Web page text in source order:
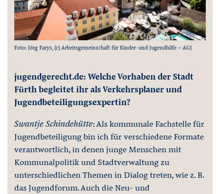
Foto: Jörg Farys, (c) Arbeitsgemeinschaft für Kinder- und Jugendhilfe - AGJ
jugendgerecht.de: Welche Vorhaben der Stadt
Fürth begleitet ihr als Verkehrsplaner und
Jugendbeteiligungsexpertin?
Swantje Schindehütte: Als kommunale Fachstelle für
Jugendbeteiligung bin ich für verschiedene Formate
verantwortlich, in denen junge Menschen mit
Kommunalpolitik und Stadtverwaltung zu
unterschiedlichen Themen in Dialog treten, wie z. B.
das Jugendforum. Auch die Neu- und